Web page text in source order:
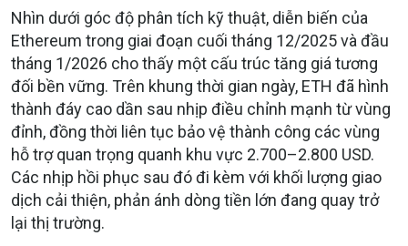
Nhìn dưới góc độ phân tích kỹ thuật, diễn biến của
Ethereum trong giai đoạn cuối tháng 12/2025 và đầu
tháng 1/2026 cho thấy một cấu trúc tăng giá tương
đối bền vững. Trên khung thời gian ngày, ETH đã hình
thành đáy cao dần sau nhịp điều chỉnh mạnh từ vùng
đỉnh, đồng thời liên tục bảo vệ thành công các vùng
hỗ trợ quan trọng quanh khu vực 2.700–2.800 USD.
Các nhịp hồi phục sau đó đi kèm với khối lượng giao
dịch cải thiện, phản ánh dòng tiền lớn đang quay trở
lại thị trường.